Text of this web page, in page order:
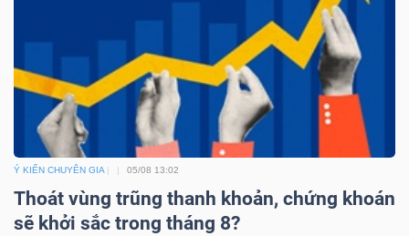
Ý KIẾN CHUYÊN GIA 05/08 13:02
Thoát vùng trũng thanh khoản, chứng khoán
sẽ khởi sắc trong tháng 8?